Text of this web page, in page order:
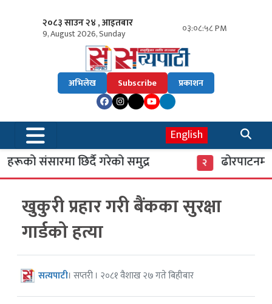
२०८३ साउन २४ , आइतबार
9, August 2026, Sunday ०३:०८:५८ PM
अभिलेख Subscribe प्रकाशन
English
संसारमा छिर्दै गरेको समुद्र ढोरपाटनमा
खुकुरी प्रहार गरी बैंकका सुरक्षा
गार्डको हत्या
सत्यपाटी। सप्तरी । २०८१ वैशाख २७ गते बिहीबार